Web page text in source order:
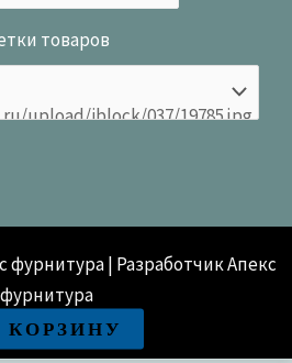
товаров
фурнитура | Разработчик Апекс
фурнитура
КОРЗИНУ